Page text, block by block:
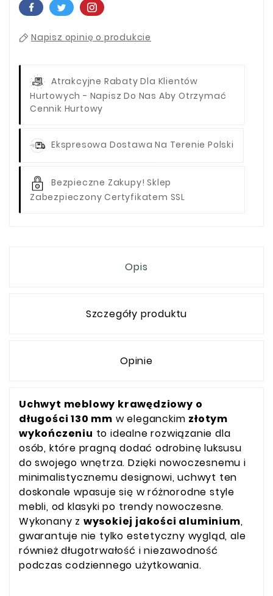
Napisz opinię o produkcie
Atrakcyjne Rabaty Dla Klientów
Hurtowych - Napisz Do Nas Aby Otrzymać
Cennik Hurtowy
Ekspresowa Dostawa Na Terenie Polski
Bezpieczne Zakupy! Sklep
Zabezpieczony Certyfikatem SSL
Opis
Szczegóły produktu
Opinie
Uchwyt meblowy krawędziowy o
długości 130 mm w eleganckim złotym
wykończeniu to idealne rozwiązanie dla
osób, które pragną dodać odrobinę luksusu
do swojego wnętrza. Dzięki nowoczesnemu i
minimalistycznemu designowi, uchwyt ten
doskonale wpasuje się w różnorodne style
mebli, od klasyki po trendy nowoczesne.
Wykonany z wysokiej jakości aluminium,
gwarantuje nie tylko estetyczny wygląd, ale
również długotrwałość i niezawodność
podczas codziennego użytkowania.